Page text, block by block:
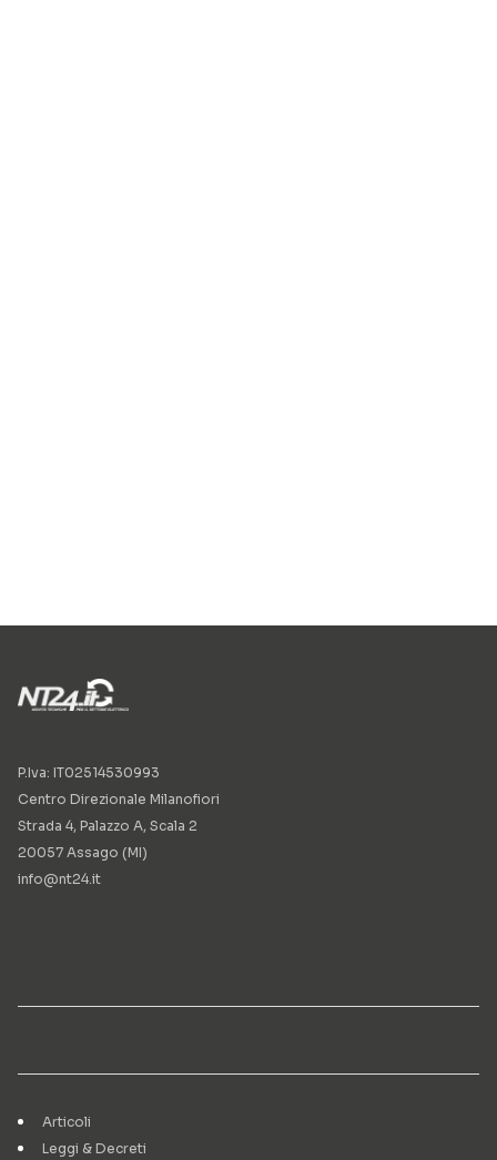
P.Iva: IT02514530993
Centro Direzionale Milanofiori
Strada 4, Palazzo A, Scala 2
20057 Assago (MI)
info@nt24.it
Articoli
Leggi & Decreti